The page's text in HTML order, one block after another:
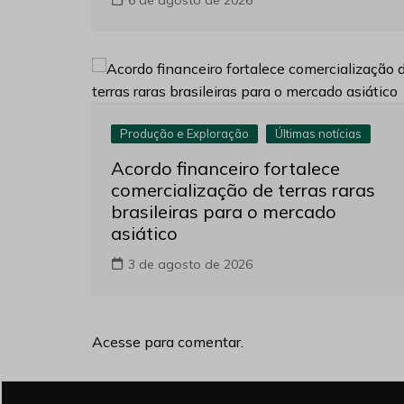
Produção e Exploração Últimas notícias
Acordo financeiro fortalece
comercialização de terras raras
brasileiras para o mercado
asiático
3 de agosto de 2026
Acesse para comentar.